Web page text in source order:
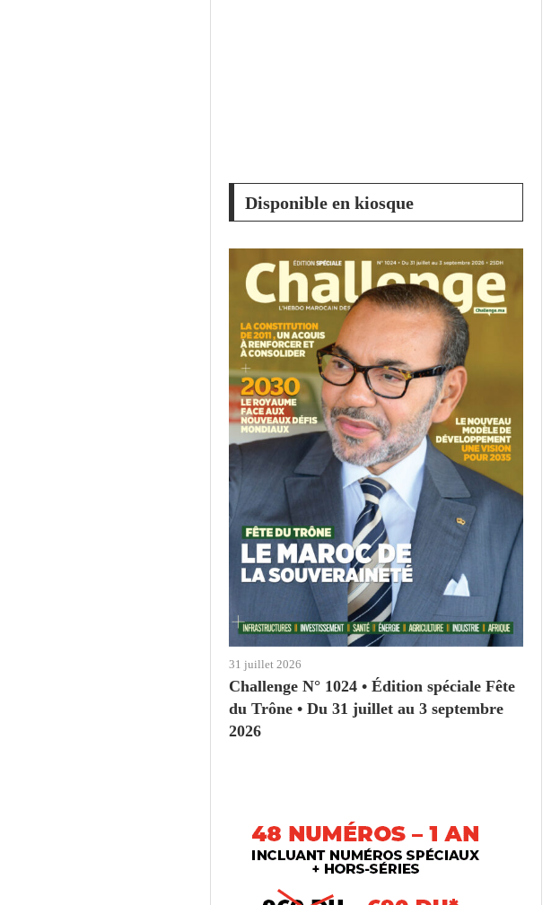
Disponible en kiosque
31 juillet 2026
Challenge N° 1024 • Édition spéciale Fête
du Trône • Du 31 juillet au 3 septembre
2026